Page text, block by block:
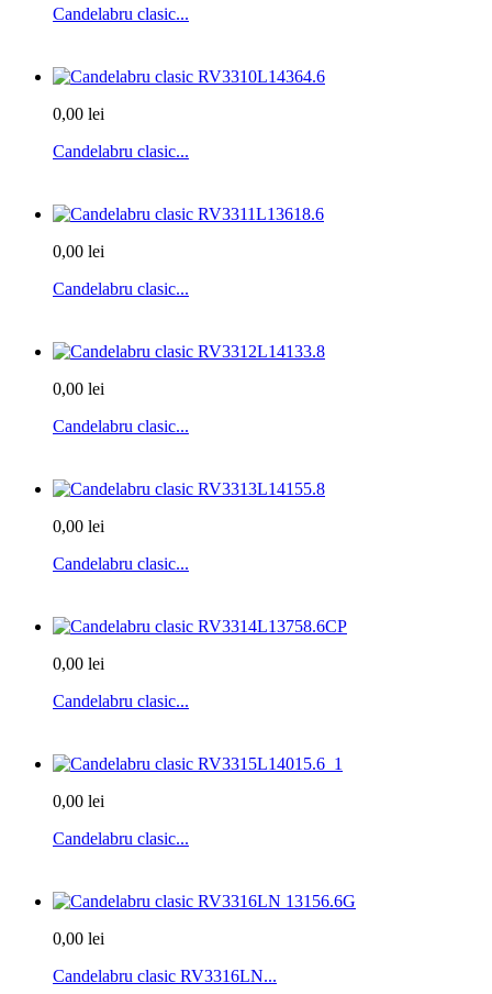
Candelabru clasic...
0,00 lei
Candelabru clasic...
0,00 lei
Candelabru clasic...
0,00 lei
Candelabru clasic...
0,00 lei
Candelabru clasic...
0,00 lei
Candelabru clasic...
0,00 lei
Candelabru clasic...
0,00 lei
Candelabru clasic RV3316LN...